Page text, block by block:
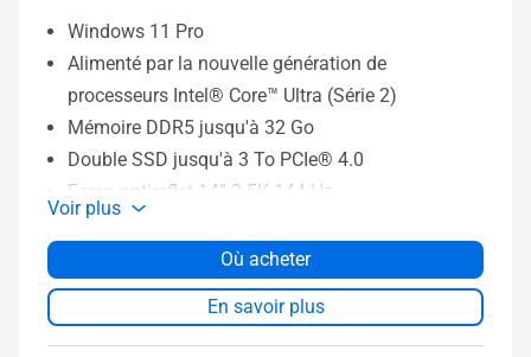
Windows 11 Pro
Alimenté par la nouvelle génération de
processeurs Intel® Core™ Ultra (Série 2)
Mémoire DDR5 jusqu'à 32 Go
Double SSD jusqu'à 3 To PCIe® 4.0
Ecran antireflet 14” 2.5K 144 Hz
BIOS compatible NIST-155 et technologies PC à
cœur sécurisé Windows 11
Voir plus
Où acheter
En savoir plus